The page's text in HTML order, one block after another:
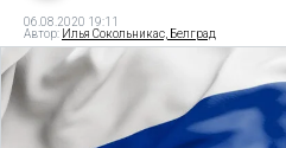
06.08.2020 19:11
Автор: Илья Сокольникас, Белград